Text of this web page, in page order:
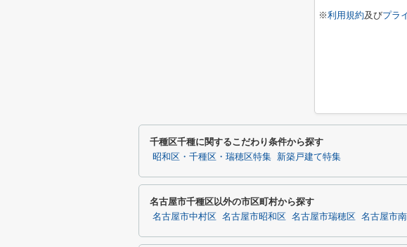
※利用規約及びプラ
千種区千種に関するこだわり条件から探す
昭和区・千種区・瑞穂区特集 新築戸建て特集
名古屋市千種区以外の市区町村から探す
名古屋市中村区 名古屋市昭和区 名古屋市瑞穂区 名古屋市